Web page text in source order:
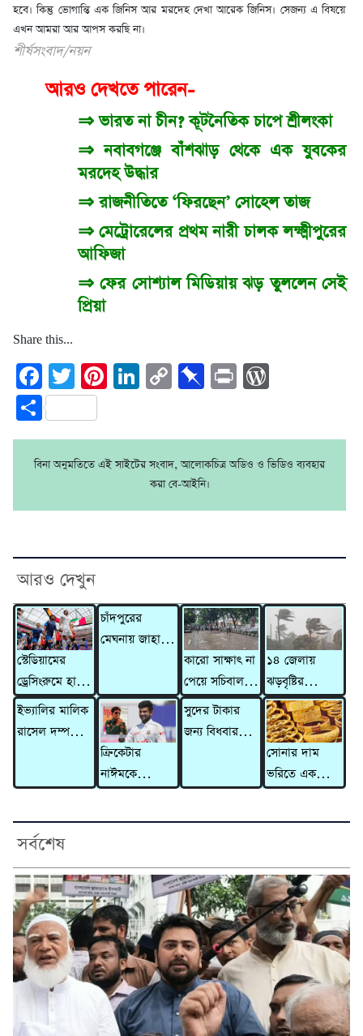
হবে। কিন্তু ভোগান্তি এক জিনিস আর মরদেহ দেখা আরেক জিনিস। সেজন্য এ বিষয়ে
এখন আমরা আর আপস করছি না।
শীর্ষসংবাদ/নয়ন
আরও দেখতে পারেন-
⇒ভারত না চীন? কূটনৈতিক চাপে শ্রীলংকা
⇒নবাবগঞ্জে বাঁশঝাড় থেকে এক যুবকের
মরদেহ উদ্ধার
⇒রাজনীতিতে ‘ফিরছেন’ সোহেল তাজ
⇒মেট্রোরেলের প্রথম নারী চালক লক্ষ্মীপুরের
আফিজা
⇒ফের সোশ্যাল মিডিয়ায় ঝড় তুললেন সেই
প্রিয়া
Share this...
Facebook
TwitterPinterest
LinkedIn
CopyPinboard
Print
Share
বিনা অনুমতিতে এই সাইটের সংবাদ, আলোকচিত্র অডিও ও ভিডিও ব্যবহার
করা বে-আইনি।
আরও দেখুন
স্টেডিয়ামের
ড্রেসিংরুমে হাতে
লেখা চিঠি রেখে
যুক্তরাষ্ট্র ছাড়ল
চাঁদপুরের
মেঘনায় জাহাজে
মারা গেলেন
আরও ২ জন
কারো সাক্ষাৎ না
পেয়ে সচিবালয়
ছাড়লেন ১১
দলের নেতারা
১৪ জেলায়
ঝড়বৃষ্টির
আভাস,
সতর্কসংকেত
ইভ্যালির মালিক
রাসেল দম্পতির
ক্রিকেটার
নাঈমকে
সুদের টাকার
জন্য বিধবার
সোনার দাম
ভরিতে একলাফে
সর্বশেষ